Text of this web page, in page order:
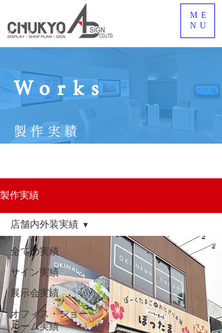
ME
NU
Works
製作実績
製作実績
全ての実績
サイン実績
展示会実績
オフィス・ショー
ルーム実績
店舗内外装実績